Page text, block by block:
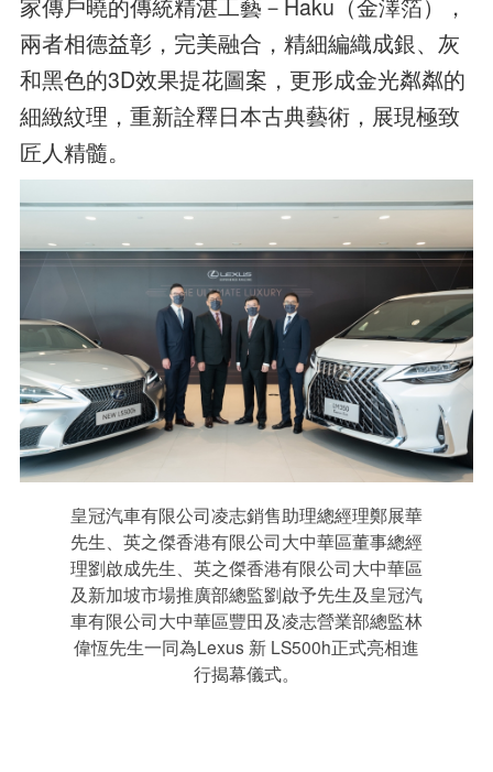
家傳戶曉的傳統精湛工藝－Haku（金澤箔），
兩者相德益彰，完美融合，精細編織成銀、灰
和黑色的3D效果提花圖案，更形成金光粼粼的
細緻紋理，重新詮釋日本古典藝術，展現極致
匠人精髓。
皇冠汽車有限公司凌志銷售助理總經理鄭展華
先生、英之傑香港有限公司大中華區董事總經
理劉啟成先生、英之傑香港有限公司大中華區
及新加坡市場推廣部總監劉啟予先生及皇冠汽
車有限公司大中華區豐田及凌志營業部總監林
偉恆先生一同為Lexus 新 LS500h正式亮相進
行揭幕儀式。